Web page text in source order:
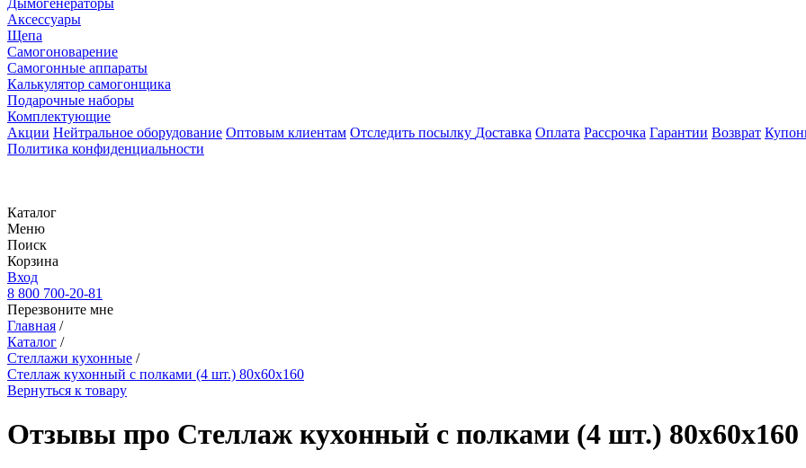
Дымогенераторы
Аксессуары
Щепа
Самогоноварение
Самогонные аппараты
Калькулятор самогонщика
Подарочные наборы
Комплектующие
Акции Нейтральное оборудование Оптовым клиентам Отследить посылку Доставка Оплата Рассрочка Гарантии Возврат
Политика конфиденциальности
Каталог
Меню
Поиск
Корзина
Вход
8 800 700-20-81
Перезвоните мне
Главная /
Каталог /
Стеллажи кухонные /
Стеллаж кухонный с полками (4 шт.) 80х60х160
Вернуться к товару
Отзывы про Стеллаж кухонный с полками (4 шт.) 80х60х160